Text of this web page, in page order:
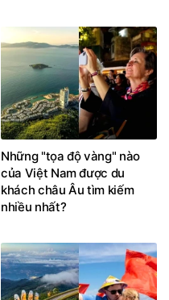
Những "tọa độ vàng" nào
của Việt Nam được du
khách châu Âu tìm kiếm
nhiều nhất?